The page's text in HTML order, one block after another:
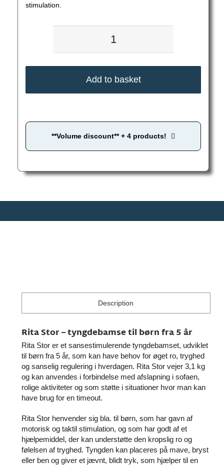
stimulation.
Sansebamse
Stor
til
+5
år
antal
Add to basket
**Volume discount** + 4 products!
Description
Rita Stor – tyngdebamse til børn fra 5 år
Rita Stor er et sansestimulerende tyngdebamset, udviklet
til børn fra 5 år, som kan have behov for øget ro, tryghed
og sanselig regulering i hverdagen. Rita Stor vejer 3,1 kg
og kan anvendes i forbindelse med afslapning i sofaen,
rolige aktiviteter og som støtte i situationer hvor man kan
have brug for en timeout.
Rita Stor henvender sig bla. til børn, som har gavn af
motorisk og taktil stimulation, og som har godt af et
hjælpemiddel, der kan understøtte den kropslig ro og
følelsen af tryghed. Tyngden kan placeres på mave, bryst
eller ben og giver et jævnt, blidt tryk, som hjælper til en